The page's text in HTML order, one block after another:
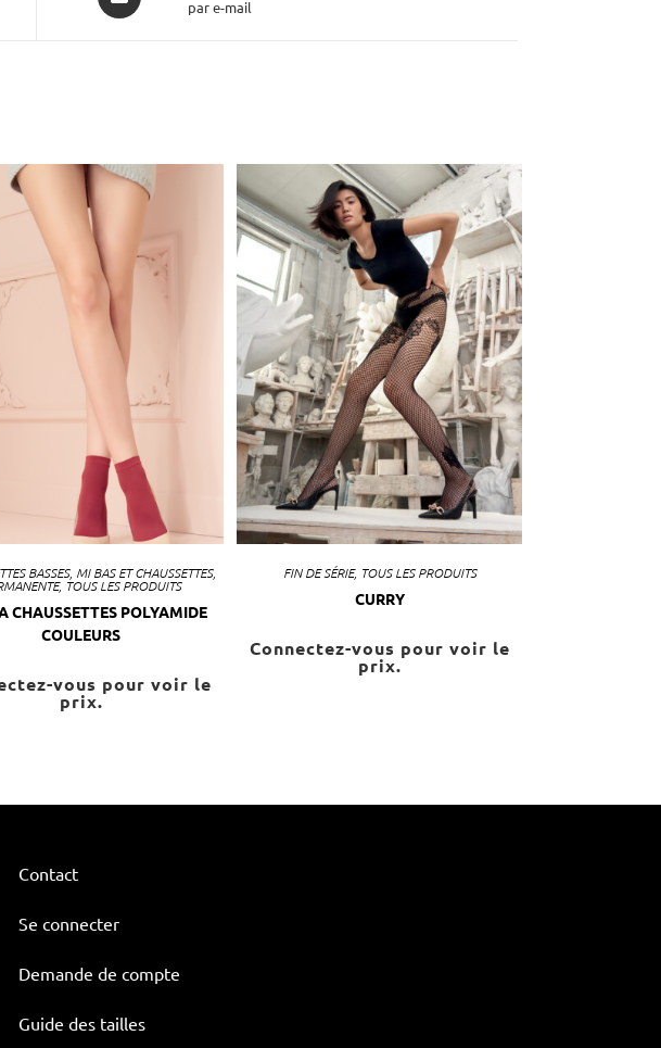
par e-mail
BASSES, MI BAS ET CHAUSSETTES,
, TOUS LES PRODUITS
CHAUSSETTES POLYAMIDE
COULEURS
vous pour voir le
prix.
FIN DE SÉRIE, TOUS LES PRODUITS
CURRY
Connectez-vous pour voir le
prix.
Contact
Se connecter
Demande de compte
Guide des tailles